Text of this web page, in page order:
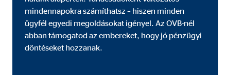
mindennapokra számíthatsz – hiszen minden
ügyfél egyedi megoldásokat igényel. Az OVB-nél
abban támogatod az embereket, hogy jó pénzügyi
döntéseket hozzanak.
Cél:
Sütik lejárata: